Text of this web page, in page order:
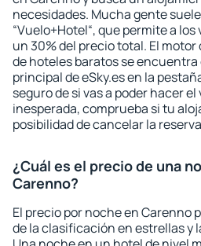
necesidades. Mucha gente
“Vuelo+Hotel“, que permite a
un 30% del precio total. El motor
de hoteles baratos se
principal de eSky.es en la
seguro de si vas a poder hacer
inesperada, comprueba si tu
posibilidad de cancelar la
¿Cuál es el precio de una
Carenno?
El precio por noche en Carenno
de la clasificación en estrellas y